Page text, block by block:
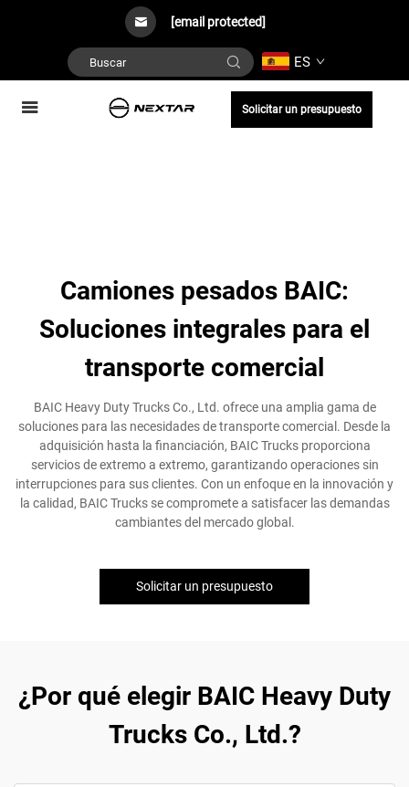
[email protected]
ES
Solicitar un presupuesto
Camiones pesados BAIC:
Soluciones integrales para el
transporte comercial
BAIC Heavy Duty Trucks Co., Ltd. ofrece una amplia gama de
soluciones para las necesidades de transporte comercial. Desde la
adquisición hasta la financiación, BAIC Trucks proporciona
servicios de extremo a extremo, garantizando operaciones sin
interrupciones para sus clientes. Con un enfoque en la innovación y
la calidad, BAIC Trucks se compromete a satisfacer las demandas
cambiantes del mercado global.
Solicitar un presupuesto
¿Por qué elegir BAIC Heavy Duty
Trucks Co., Ltd.?